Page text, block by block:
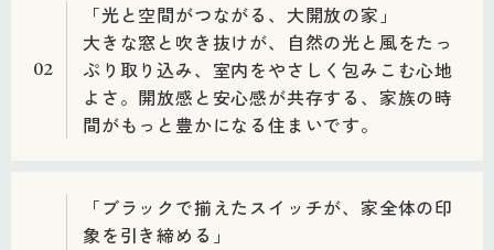
02
「光と空間がつながる、大開放の家」
大きな窓と吹き抜けが、自然の光と風をたっ
ぷり取り込み、室内をやさしく包みこむ心地
よさ。開放感と安心感が共存する、家族の時
間がもっと豊かになる住まいです。
「ブラックで揃えたスイッチが、家全体の印
象を引き締める」